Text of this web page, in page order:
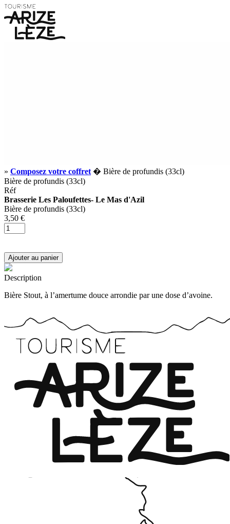
» Composez votre coffret � Bière de profundis (33cl)
Bière de profundis (33cl)
Réf
Brasserie Les Paloufettes- Le Mas d'Azil
Bière de profundis (33cl)
3,50 €
Description
Bière Stout, à l’amertume douce arrondie par une dose d’avoine.